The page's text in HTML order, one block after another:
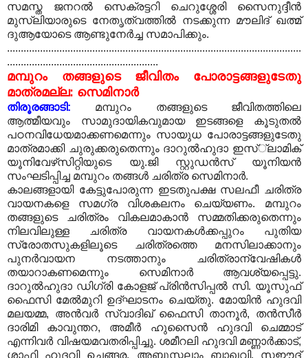
സമസ്ത ജനറല്‍ സെക്രട്ടറി ചെറുശ്ശേരി സൈനുദ്ദീന്‍
മുസ്‌ലിയാരുടെ നേതൃത്വത്തില്‍ നടക്കുന്ന മൗലിദ് ഖത്മ്
ദുആയോടെ ആണ്ടുനേര്‍ച്ച സമാപിക്കും.
...........................................................................................................
.......................................................
മമ്പുറം തങ്ങളുടെ ജീവിതം പോരാട്ടങ്ങളുടേതു
മാത്രമല്ല: സെമിനാര്‍
തിരൂരങ്ങാടി: മമ്പുറം തങ്ങളുടെ ജീവിതത്തിലെ
ആത്മീയവും സാമുദായികവുമായ ഇടങ്ങളെ കൂടുതല്‍
പഠനവിധേയമാക്കണമെന്നും സായുധ പോരാട്ടങ്ങളുടേതു
മാത്രമാക്കി ചുരുക്കരുതെന്നും ദാറുല്‍ഹുദാ ഇസ്്‌ലാമിക്
യൂനിവേഴ്‌സിറ്റിയുടെ യു.ജി സ്റ്റുഡന്‍സ് യൂനിയന്‍
സംഘടിപ്പിച്ച മമ്പുറം തങ്ങള്‍ ചരിത്ര സെമിനാര്‍.
കാലങ്ങളായി കേട്ടുപോരുന്ന ഇടതുപക്ഷ സലഫീ ചരിത്ര
വായനകളെ സമഗ്ര വിശകലനം ചെയ്യണം. മമ്പുറം
തങ്ങളുടെ ചരിത്രം വികലമാകാന്‍ സമ്മതിക്കരുതെന്നും
നിലവിലുള്ള ചരിത്ര വായനകള്‍ക്കപ്പുറം പുതിയ
സ്രോതസുകളിലൂടെ ചരിത്രത്തെ മനസിലാക്കാനും
പുനര്‍വായന നടത്താനും ചരിത്രാന്വേഷികള്‍
തയാറാകണമെന്നും സെമിനാര്‍ ആവശ്യപ്പെട്ടു.
ദാറുല്‍ഹുദാ ഡിഗ്രി കോളജ് പ്രിന്‍സിപ്പല്‍ സി. യൂസുഫ്
ഫൈസി മേല്‍മുറി ഉദ്ഘാടനം ചെയ്തു. മോയിന്‍ ഹുദവി
മലയമ്മ, അന്‍വര്‍ സ്വാദിഖ് ഫൈസി താനൂര്‍, തന്‍സീര്‍
ദാരിമി കാവുന്തറ, അമീര്‍ ഹുസൈന്‍ ഹുദവി ചെമ്മാട്
എന്നിവര്‍ വിഷയമവതരിപ്പിച്ചു. ശമീറലി ഹുദവി മണ്ണാര്‍ക്കാട്,
ശാഫി ഹുദവി ചെങ്ങര, അബ്ദുസ്സലാം ബാഖവി, സഈദ്